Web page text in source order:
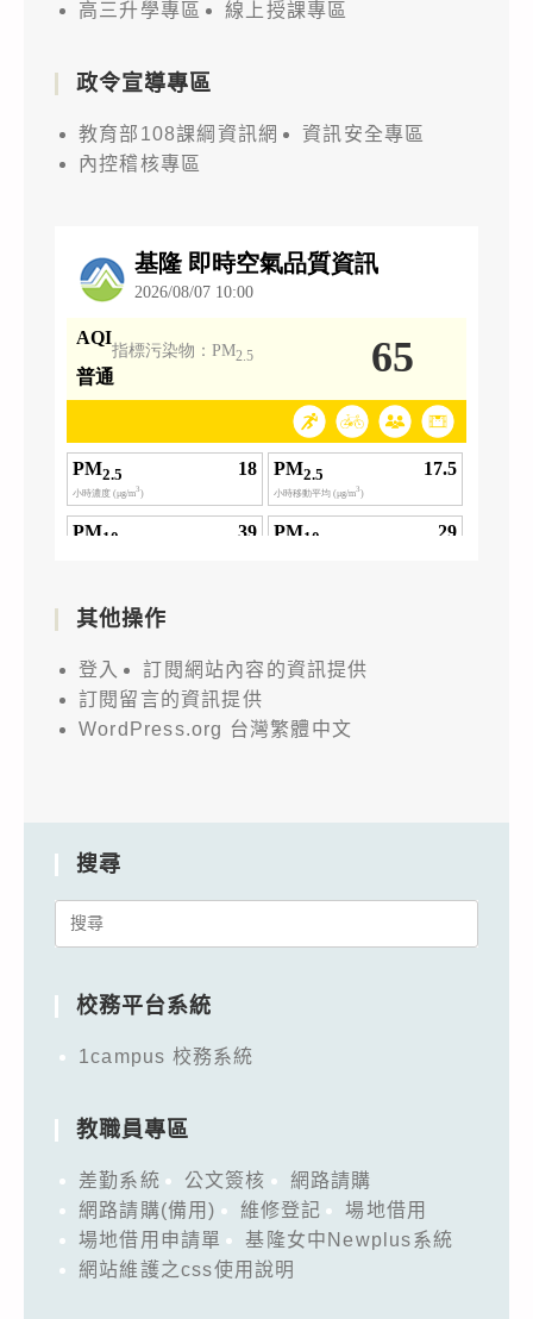
高三升學專區 線上授課專區
政令宣導專區
教育部108課綱資訊網
資訊安全專區
內控稽核專區
其他操作
登入
訂閱網站內容的資訊提供
訂閱留言的資訊提供
WordPress.org 台灣繁體中文
搜尋
Search
校務平台系統
1campus 校務系統
教職員專區
差勤系統 公文簽核
網路請購
網路請購(備用)
維修登記
場地借用
場地借用申請單
基隆女中Newplus系統
網站維護之css使用說明